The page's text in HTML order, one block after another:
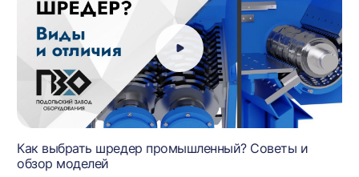
Как выбрать шредер промышленный? Советы и
обзор моделей